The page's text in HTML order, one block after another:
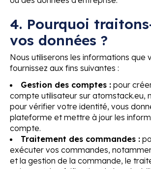
4. Pourquoi
vos données ?
Nous utiliserons les informations que
fournissez aux fins suivantes :
Gestion des comptes : pour
compte utilisateur sur atomstack.eu,
pour vérifier votre identité, vous
plateforme et mettre à jour les
compte.
Traitement des commandes :
exécuter vos commandes,
et la gestion de la commande, le